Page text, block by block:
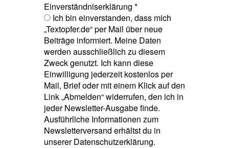
Einverständniserklärung *
Ich bin einverstanden, dass mich
„Textopfer.de“ per Mail über neue
Beiträge informiert. Meine Daten
werden ausschließlich zu diesem
Zweck genutzt. Ich kann diese
Einwilligung jederzeit kostenlos per
Mail, Brief oder mit einem Klick auf den
Link „Abmelden“ widerrufen, den ich in
jeder Newsletter-Ausgabe finde.
Ausführliche Informationen zum
Newsletterversand erhältst du in
unserer Datenschutzerklärung.